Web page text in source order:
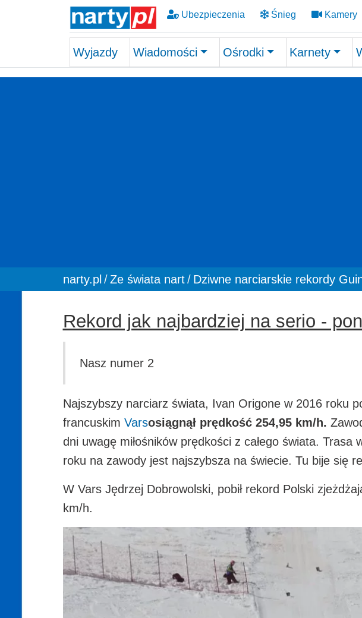
Ubezpieczenia Śnieg Kamery
Wyjazdy Wiadomości Ośrodki Karnety
You are here:
narty.pl Ze świata nart Dziwne narciarskie rekordy
Rekord jak najbardziej na serio -
Nasz numer 2
Najszybszy narciarz świata, Ivan Origone w 2016 roku
francuskim Varsosiągnął prędkość 254,95 km/h.
dni uwagę miłośników prędkości z całego świata.
roku na zawody jest najszybsza na świecie. Tu bije się
W Vars Jędrzej Dobrowolski, pobił rekord Polski
km/h.